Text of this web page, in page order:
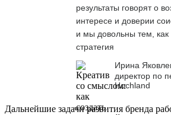
результаты говорят о
интересе и доверии
и мы довольны тем, как
стратегия
Ирина
директор по
Hochland
Дальнейшие задачи развития бренда